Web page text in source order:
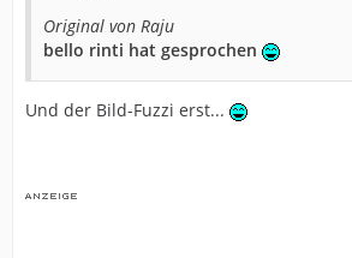
Original von Raju
bello rinti hat gesprochen
Und der Bild-Fuzzi erst...